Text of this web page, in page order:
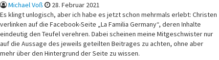
Michael Voß
28. Februar 2021
Es klingt unlogisch, aber ich habe es jetzt schon mehrmals erlebt: Christen
verlinken auf die Facebook-Seite „La Familia Germany“, deren Inhalte
eindeutig den Teufel verehren. Dabei scheinen meine Mitgeschwister nur
auf die Aussage des jeweils geteilten Beitrages zu achten, ohne aber
mehr über den Hintergrund der Seite zu wissen.